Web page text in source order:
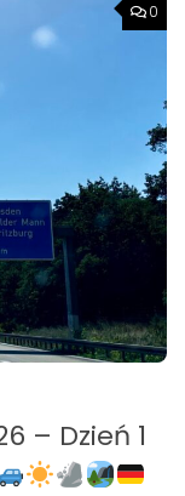
0
– Dzień 1